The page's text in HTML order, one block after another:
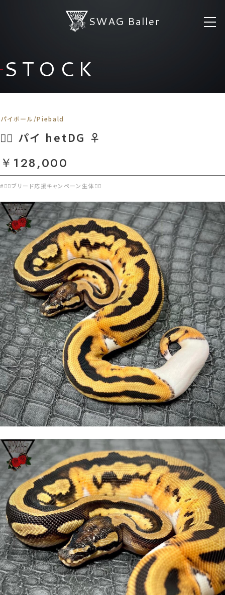
SWAG Baller
STOCK
パイボール/Piebald
❤️‍🔥 パイ hetDG ♀
￥128,000
#❤️‍🔥ブリード応援キャンペーン生体❤️‍🔥